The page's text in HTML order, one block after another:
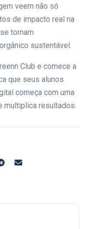
veem não só
de impacto real na
tornam
sustentável.
Club e comece a
que seus alunos
começa com uma
multiplica resultados.